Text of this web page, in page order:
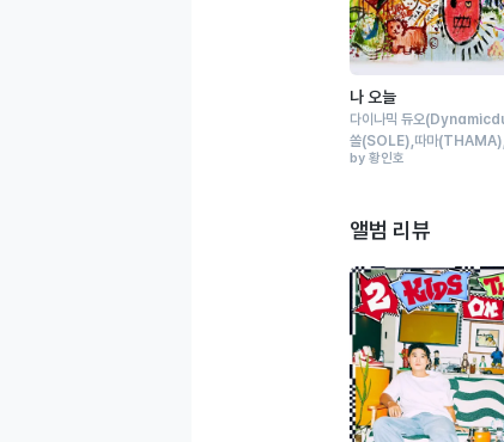
나 오늘
다이나믹 듀오
쏠(SOLE) 따마(THAMA)
by 황인호
앨범 리뷰